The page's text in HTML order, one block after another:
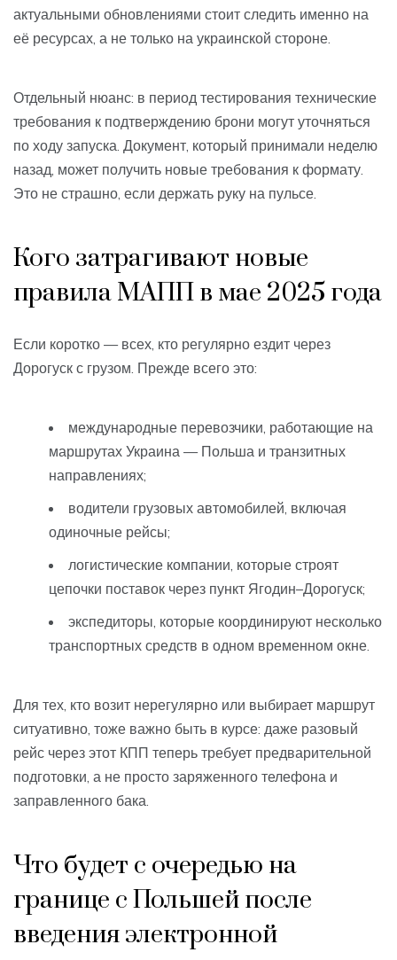
актуальными обновлениями стоит следить именно на
её ресурсах, а не только на украинской стороне.
Отдельный нюанс: в период тестирования технические
требования к подтверждению брони могут уточняться
по ходу запуска. Документ, который принимали неделю
назад, может получить новые требования к формату.
Это не страшно, если держать руку на пульсе.
Кого затрагивают новые
правила МАПП в мае 2025 года
Если коротко — всех, кто регулярно ездит через
Дорогуск с грузом. Прежде всего это:
международные перевозчики, работающие на
маршрутах Украина — Польша и транзитных
направлениях;
водители грузовых автомобилей, включая
одиночные рейсы;
логистические компании, которые строят
цепочки поставок через пункт Ягодин–Дорогуск;
экспедиторы, которые координируют несколько
транспортных средств в одном временном окне.
Для тех, кто возит нерегулярно или выбирает маршрут
ситуативно, тоже важно быть в курсе: даже разовый
рейс через этот КПП теперь требует предварительной
подготовки, а не просто заряженного телефона и
заправленного бака.
Что будет с очередью на
границе с Польшей после
введения электронной